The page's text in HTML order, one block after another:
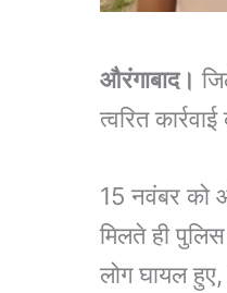
औरंगाबाद।
त्वरित
15 नवंबर को
मिलते ही
लोग घायल